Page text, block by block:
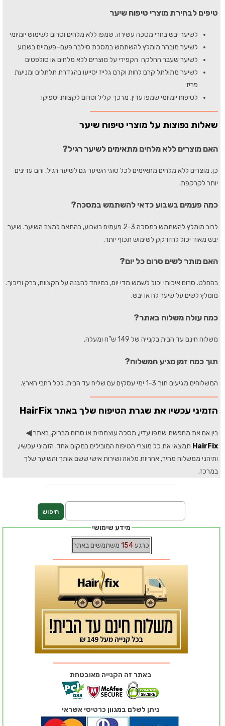
טיפים לבחירת מוצרי טיפוח שיער
לשיער יבש בחרי מסכה עשירה, שמפו ללא מלחים וסרום לשימוש יומיומי
לשיער מובהר מומלץ להשתמש במסכת סילבר פעם–פעמיים בשבוע
לשיער שעבר החלקה הקפידי על מוצרים ללא מלחים או סולפטים
לשיער מתולתל קרם לחות וקרם גלייז יסייעו בהגדרת תלתלים ומניעת
פריז
לטיפוח יומיומי שמפו עדין, מרכך קליל וסרום לקצוות יספיקו
שאלות נפוצות על מוצרי טיפוח שיער
האם מוצרים ללא מלחים מתאימים לשיער רגיל?
כן. מוצרים ללא מלחים מתאימים לכל סוגי השיער גם לשיער רגיל, והם עדינים
יותר לקרקפת.
כמה פעמים בשבוע כדאי להשתמש במסכה?
לרוב מומלץ להשתמש במסכה 2-3 פעמים בשבוע, בהתאם למצב השיער. שיער
יבש מאוד יכול להזדקק לשימוש תכוף יותר.
האם מותר לשים סרום כל יום?
בהחלט. סרום איכותי יכול לשמש מדי יום, במיוחד להגנה על הקצוות, ברק וריכוך.
מומלץ לשים על שיער לח או יבש.
כמה עולה משלוח באתר?
משלוח חינם עד הבית בקנייה של 149 ש"ח ומעלה.
תוך כמה זמן מגיע המשלוח?
המשלוחים מגיעים תוך 1-3 ימי עסקים עם שליח עד הבית, לכל רחבי הארץ.
הזמיני עכשיו את שגרת הטיפוח שלך באתר HairFix
בין אם את מחפשת שמפו עדין, מסכה עוצמתית או סרום מבריק, באתר◀
HairFix תמצאי את כל מוצרי הטיפוח המובילים במקום אחד. הזמיני עכשיו,
ותיהני ממשלוח מהיר, אחריות מלאה ושירות אישי ששם אותך והשיער שלך
במרכז.
מידע שימושי
כרגע 154משתמשים באתר